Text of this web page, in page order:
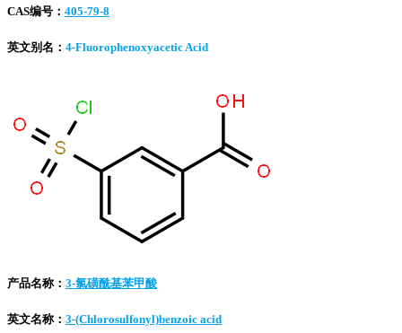
CAS编号： 405-79-8
英文别名： 4-Fluorophenoxyacetic Acid
产品名称： 3-氯磺酰基苯甲酸
英文名称： 3-(Chlorosulfonyl)benzoic acid